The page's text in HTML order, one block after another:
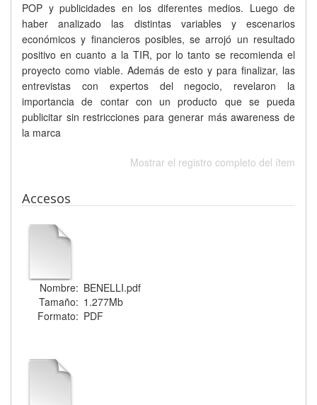
POP y publicidades en los diferentes medios. Luego de
haber analizado las distintas variables y escenarios
económicos y financieros posibles, se arrojó un resultado
positivo en cuanto a la TIR, por lo tanto se recomienda el
proyecto como viable. Además de esto y para finalizar, las
entrevistas con expertos del negocio, revelaron la
importancia de contar con un producto que se pueda
publicitar sin restricciones para generar más awareness de
la marca
Mostrar el registro completo del ítem
Accesos
Nombre: BENELLI.pdf
Tamaño: 1.277Mb
Formato: PDF